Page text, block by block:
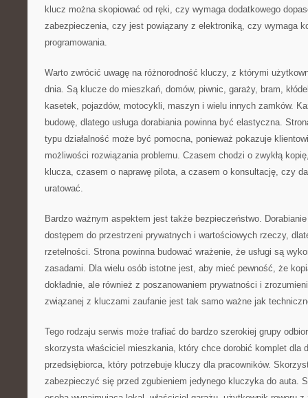
klucz można skopiować od ręki, czy wymaga dodatkowego
zabezpieczenia, czy jest powiązany z elektroniką, czy wymaga
programowania.
Warto zwrócić uwagę na różnorodność kluczy, z którymi
dnia. Są klucze do mieszkań, domów, piwnic, garaży, bram,
kasetek, pojazdów, motocykli, maszyn i wielu innych zamków.
budowę, dlatego usługa dorabiania powinna być elastyczna.
typu działalność może być pomocna, ponieważ pokazuje
możliwości rozwiązania problemu. Czasem chodzi o zwykłą
klucza, czasem o naprawę pilota, a czasem o konsultację, czy
uratować.
Bardzo ważnym aspektem jest także bezpieczeństwo.
dostępem do przestrzeni prywatnych i wartościowych rzeczy,
rzetelności. Strona powinna budować wrażenie, że usługi są
zasadami. Dla wielu osób istotne jest, aby mieć pewność, że
dokładnie, ale również z poszanowaniem prywatności i
związanej z kluczami zaufanie jest tak samo ważne jak
Tego rodzaju serwis może trafiać do bardzo szerokiej grupy
skorzysta właściciel mieszkania, który chce dorobić komplet dla
przedsiębiorca, który potrzebuje kluczy dla pracowników.
zabezpieczyć się przed zgubieniem jedynego kluczyka do auta.